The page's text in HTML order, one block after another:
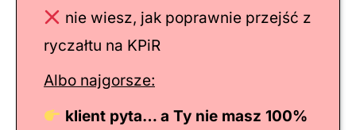
nie wiesz, jak poprawnie przejść z
ryczałtu na KPiR
Albo najgorsze:
klient pyta… a Ty nie masz 100%